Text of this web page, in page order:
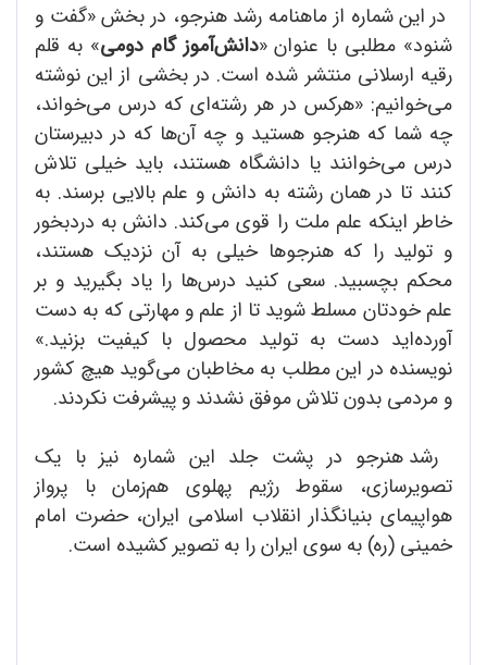
در این شماره از ماهنامه رشد هنرجو، در بخش «گفت و
شنود» مطلبی با عنوان «دانش‌آموز گام دومی» به قلم
رقیه ارسلانی منتشر شده است. در بخشی از این نوشته
می‌خوانیم: «هرکس در هر رشته‌ای که درس می‌خواند،
چه شما که هنرجو هستید و چه آن‌ها که در دبیرستان
درس می‌خوانند یا دانشگاه هستند، باید خیلی تلاش
کنند تا در همان رشته به دانش و علم بالایی برسند. به
خاطر اینکه علم ملت را قوی می‌کند. دانش به دردبخور
و تولید را که هنرجوها خیلی به آن نزدیک هستند،
محکم بچسبید. سعی کنید درس‌ها را یاد بگیرید و بر
علم خودتان مسلط شوید تا از علم و مهارتی که به دست
آورده‌اید دست به تولید محصول با کیفیت بزنید.»
نویسنده در این مطلب به مخاطبان می‌گوید هیچ کشور
و مردمی بدون تلاش موفق نشدند و پیشرفت نکردند.
رشد هنرجو در پشت جلد این شماره نیز با یک
تصویرسازی، سقوط رژیم پهلوی هم‌زمان با پرواز
هواپیمای بنیانگذار انقلاب اسلامی ایران، حضرت امام
خمینی (ره) به سوی ایران را به تصویر کشیده است.